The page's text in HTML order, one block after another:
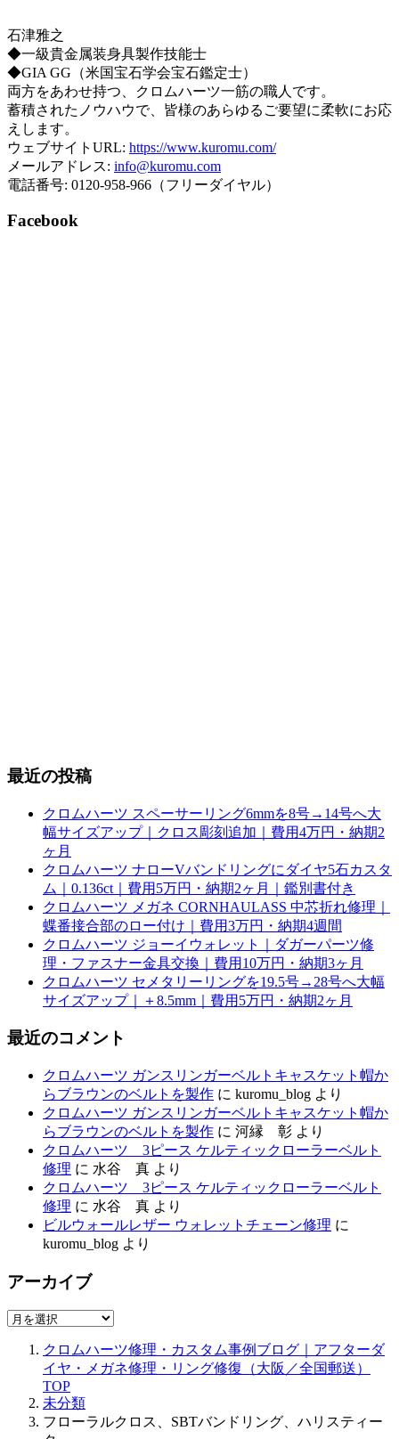
石津雅之
◆一級貴金属装身具製作技能士
◆GIA GG（米国宝石学会宝石鑑定士）
両方をあわせ持つ、クロムハーツ一筋の職人です。
蓄積されたノウハウで、皆様のあらゆるご要望に柔軟にお応
えします。
ウェブサイトURL: https://www.kuromu.com/
メールアドレス: info@kuromu.com
電話番号: 0120-958-966（フリーダイヤル）
Facebook
最近の投稿
クロムハーツ スペーサーリング6mmを8号→14号へ大
幅サイズアップ｜クロス彫刻追加｜費用4万円・納期2
ヶ月
クロムハーツ ナローVバンドリングにダイヤ5石カスタ
ム｜0.136ct｜費用5万円・納期2ヶ月｜鑑別書付き
クロムハーツ メガネ CORNHAULASS 中芯折れ修理｜
蝶番接合部のロー付け｜費用3万円・納期4週間
クロムハーツ ジョーイウォレット｜ダガーパーツ修
理・ファスナー金具交換｜費用10万円・納期3ヶ月
クロムハーツ セメタリーリングを19.5号→28号へ大幅
サイズアップ｜＋8.5mm｜費用5万円・納期2ヶ月
最近のコメント
クロムハーツ ガンスリンガーベルトキャスケット帽か
らブラウンのベルトを製作 に kuromu_blog より
クロムハーツ ガンスリンガーベルトキャスケット帽か
らブラウンのベルトを製作 に 河縁 彰 より
クロムハーツ 3ピース ケルティックローラーベルト
修理 に 水谷 真 より
クロムハーツ 3ピース ケルティックローラーベルト
修理 に 水谷 真 より
ビルウォールレザー ウォレットチェーン修理 に
kuromu_blog より
アーカイブ
ア
クロムハーツ修理・カスタム事例ブログ｜アフターダ
イヤ・メガネ修理・リング修復（大阪／全国郵送）
TOP
未分類
フローラルクロス、SBTバンドリング、ハリスティー